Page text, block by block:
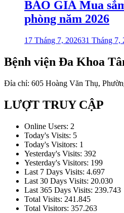
BÁO GIÁ Mua
phòng năm 2026
17 Tháng 7, 202631 Tháng 7,
Bệnh viện Đa Khoa
Đỉa chỉ: 605 Hoàng Văn Thụ,
LƯỢT TRUY CẬP
Online Users: 2
Today's Visits: 5
Today's Visitors: 1
Yesterday's Visits: 392
Yesterday's Visitors: 199
Last 7 Days Visits: 4.697
Last 30 Days Visits: 20.030
Last 365 Days Visits: 239.743
Total Visits: 241.845
Total Visitors: 357.263